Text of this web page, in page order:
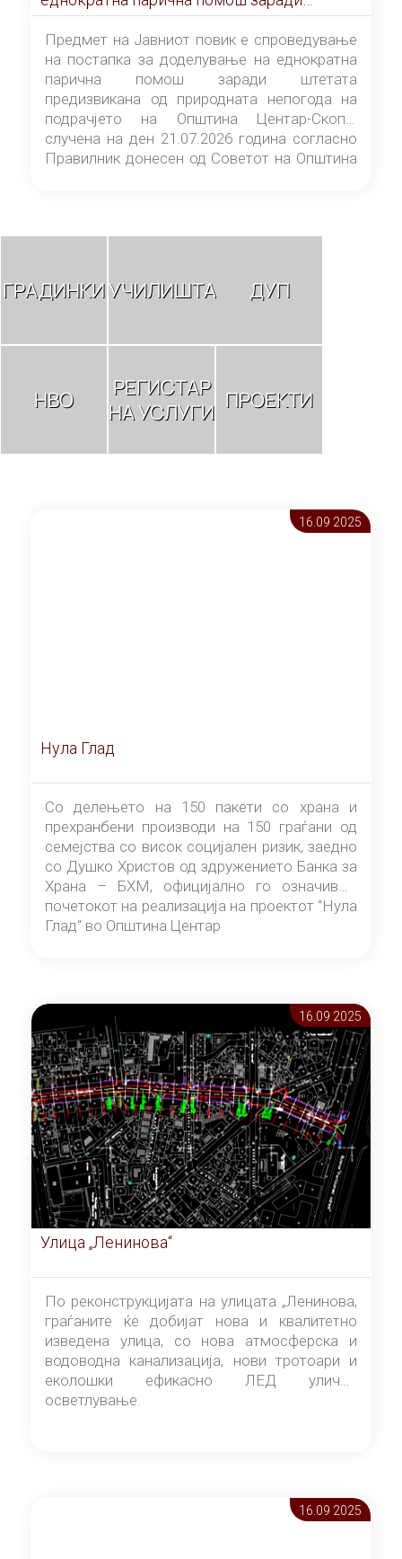
штетата предизвикана од природната
непогода на подрачјето на Општина
Центар-Скопје случена на ден 21.07.2026
година
Предмет на Јавниот повик е спроведување
на постапка за доделување на еднократна
парична помош заради штетата
предизвикана од природната непогода на
подрачјето на Општина Центар-Скопје
случена на ден 21.07.2026 година согласно
Правилник донесен од Советот на Општина
ГРАДИНКИУЧИЛИШТА ДУП
НВО
РЕГИСТАР
НА УСЛУГИ ПРОЕКТИ
16.09 2025
Нула Глад
Со делењето на 150 пакети со храна и
прехранбени производи на 150 граѓани од
семејства со висок социјален ризик, заедно
со Душко Христов од здружението Банка за
Храна – БХМ, официјално го означивме
почетокот на реализација на проектот “Нула
Глад“ во Општина Центар
16.09 2025
Улица „Ленинова“
По реконструкцијата на улицата „Ленинова,
граѓаните ќе добијат нова и квалитетно
изведена улица, со нова атмосферска и
водоводна канализација, нови тротоари и
еколошки ефикасно ЛЕД улично
осветлување.
16.09 2025